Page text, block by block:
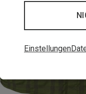
Einstellungen